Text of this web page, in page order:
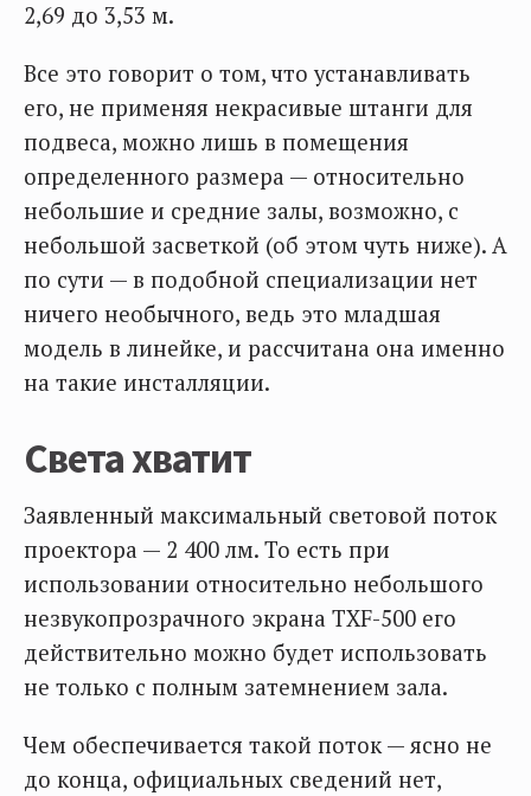
2,69 до 3,53 м.
Все это говорит о том, что устанавливать
его, не применяя некрасивые штанги для
подвеса, можно лишь в помещения
определенного размера — относительно
небольшие и средние залы, возможно, с
небольшой засветкой (об этом чуть ниже). А
по сути — в подобной специализации нет
ничего необычного, ведь это младшая
модель в линейке, и рассчитана она именно
на такие инсталляции.
Света хватит
Заявленный максимальный световой поток
проектора — 2 400 лм. То есть при
использовании относительно небольшого
незвукопрозрачного экрана TXF-500 его
действительно можно будет использовать
не только с полным затемнением зала.
Чем обеспечивается такой поток — ясно не
до конца, официальных сведений нет,